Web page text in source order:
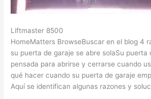
Liftmaster 8500
HomeMatters BrowseBuscar en el blog 4
su puerta de garaje se abre solaSu puerta
pensada para abrirse y cerrarse cuando
qué hacer cuando su puerta de garaje
Aquí se identifican algunas razones y